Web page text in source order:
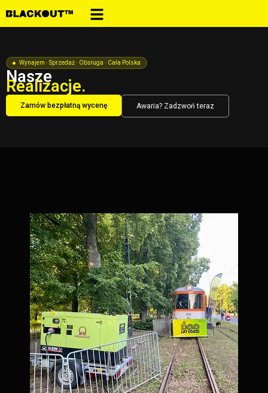
Wynajem · Sprzedaż · Obsługa · Cała Polska
Nasze
Realizacje.
Zamów bezpłatną wycenę Awaria? Zadzwoń teraz